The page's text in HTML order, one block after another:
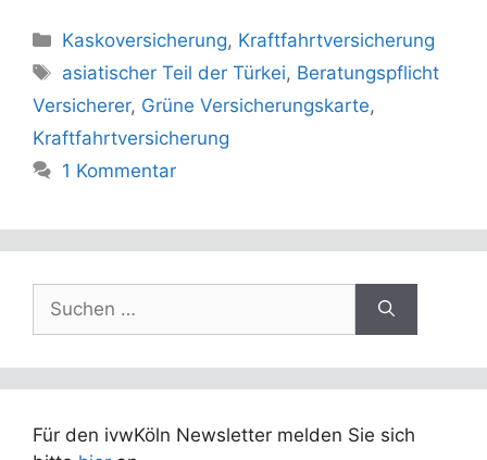
Kategorien
Kaskoversicherung, Kraftfahrtversicherung
Schlagwörter
asiatischer Teil der Türkei, Beratungspflicht
Versicherer, Grüne Versicherungskarte,
Kraftfahrtversicherung
1 Kommentar
Suchen
nach:
Für den ivwKöln Newsletter melden Sie sich